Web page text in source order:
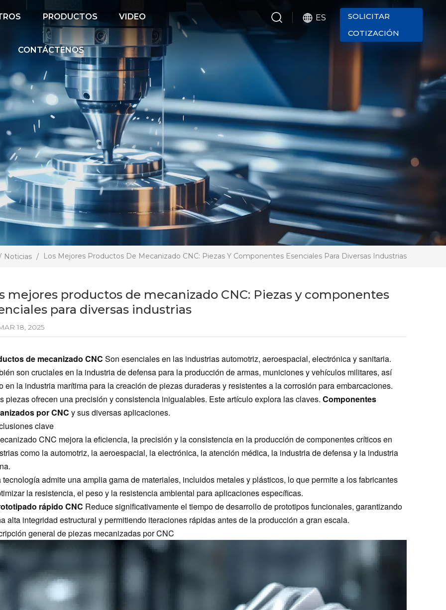
PRODUCTOS VIDEO
CONTÁCTENOS
ES
SOLICITAR
COTIZACIÓN
Noticias / Los Mejores Productos De Mecanizado CNC: Piezas Y Componentes Esenciales Para Diversas Industrias
mejores productos de mecanizado CNC: Piezas y componentes
para diversas industrias
18, 2025
de mecanizado CNC Son esenciales en las industrias automotriz, aeroespacial, electrónica y sanitaria.
son cruciales en la industria de defensa para la producción de armas, municiones y vehículos militares, así
en la industria marítima para la creación de piezas duraderas y resistentes a la corrosión para embarcaciones.
piezas ofrecen una precisión y consistencia inigualables. Este artículo explora las claves. Componentes
por CNC y sus diversas aplicaciones.
clave
CNC mejora la eficiencia, la precisión y la consistencia en la producción de componentes críticos en
como la automotriz, la aeroespacial, la electrónica, la atención médica, la industria de defensa y la industria
tecnología admite una amplia gama de materiales, incluidos metales y plásticos, lo que permite a los fabricantes
la resistencia, el peso y la resistencia ambiental para aplicaciones específicas.
rápido CNC Reduce significativamente el tiempo de desarrollo de prototipos funcionales, garantizando
alta integridad estructural y permitiendo iteraciones rápidas antes de la producción a gran escala.
general de piezas mecanizadas por CNC